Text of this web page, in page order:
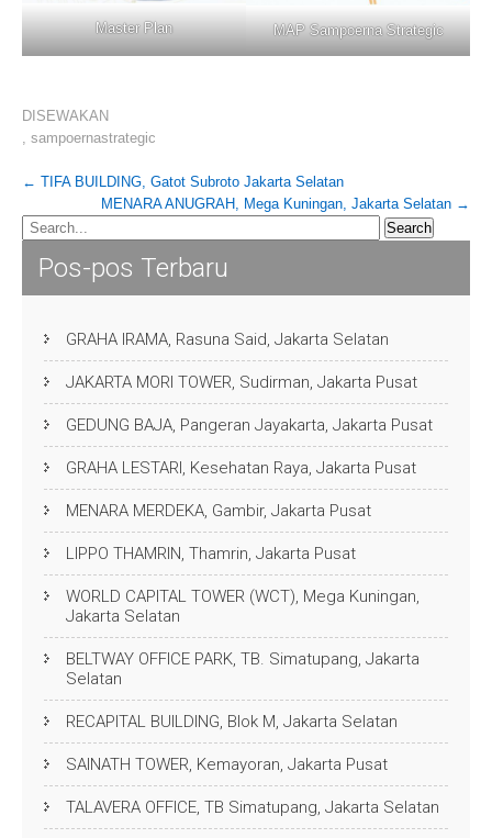
Master Plan MAP Sampoerna Strategic
DISEWAKAN
sampoernastrategic
Post
navigation
← TIFA BUILDING, Gatot Subroto Jakarta Selatan
MENARA ANUGRAH, Mega Kuningan, Jakarta Selatan →
Pos-pos Terbaru
GRAHA IRAMA, Rasuna Said, Jakarta Selatan
JAKARTA MORI TOWER, Sudirman, Jakarta Pusat
GEDUNG BAJA, Pangeran Jayakarta, Jakarta Pusat
GRAHA LESTARI, Kesehatan Raya, Jakarta Pusat
MENARA MERDEKA, Gambir, Jakarta Pusat
LIPPO THAMRIN, Thamrin, Jakarta Pusat
WORLD CAPITAL TOWER (WCT), Mega Kuningan,
Jakarta Selatan
BELTWAY OFFICE PARK, TB. Simatupang, Jakarta
Selatan
RECAPITAL BUILDING, Blok M, Jakarta Selatan
SAINATH TOWER, Kemayoran, Jakarta Pusat
TALAVERA OFFICE, TB Simatupang, Jakarta Selatan